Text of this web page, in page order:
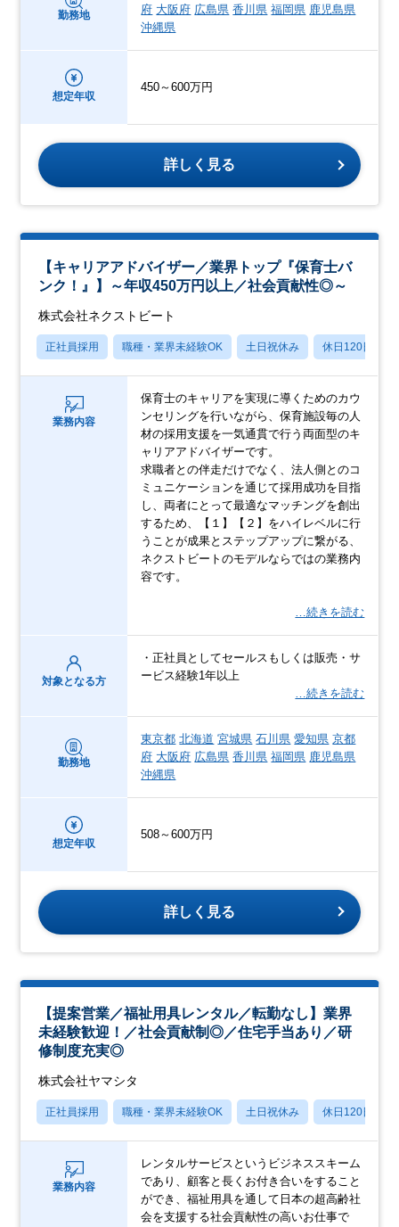
勤務地 府 大阪府 広島県 香川県 福岡県 鹿児島県
沖縄県
想定年収
450～600万円
詳しく見る
【キャリアアドバイザー／業界トップ『保育士バ
ンク！』】～年収450万円以上／社会貢献性◎～
株式会社ネクストビート
正社員採用 職種・業界未経験OK 土日祝休み 休日120日以上
業務内容
保育士のキャリアを実現に導くためのカウ
ンセリングを行いながら、保育施設毎の人
材の採用支援を一気通貫で行う両面型のキ
ャリアアドバイザーです。
求職者との伴走だけでなく、法人側とのコ
ミュニケーションを通じて採用成功を目指
し、両者にとって最適なマッチングを創出
するため、【１】【２】をハイレベルに行
うことが成果とステップアップに繋がる、
ネクストビートのモデルならではの業務内
容です。
…続きを読む
対象となる方
・正社員としてセールスもしくは販売・サ
ービス経験1年以上
…続きを読む
勤務地
東京都 北海道 宮城県 石川県 愛知県 京都
府 大阪府 広島県 香川県 福岡県 鹿児島県
沖縄県
想定年収
508～600万円
詳しく見る
【提案営業／福祉用具レンタル／転勤なし】業界
未経験歓迎！／社会貢献制◎／住宅手当あり／研
修制度充実◎
株式会社ヤマシタ
正社員採用 職種・業界未経験OK 土日祝休み 休日120日以上
業務内容
レンタルサービスというビジネススキーム
であり、顧客と長くお付き合いをすること
ができ、福祉用具を通して日本の超高齢社
会を支援する社会貢献性の高いお仕事で